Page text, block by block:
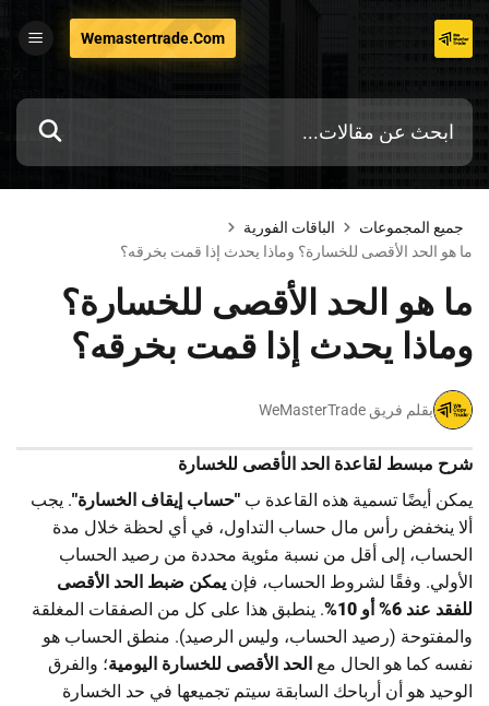
إلى
Wemastertrade.com
جميع المجموعات
الباقات الفورية
ما هو الحد الأقصى للخسارة؟ وماذا يحدث إذا قمت بخرقه؟
ما هو الحد الأقصى للخسارة؟
وماذا يحدث إذا قمت بخرقه؟
بقلم فريق WeMasterTrade
شرح مبسط لقاعدة الحد الأقصى للخسارة
يمكن أيضًا تسمية هذه القاعدة ب "حساب إيقاف الخسارة". يجب
ألا ينخفض رأس مال حساب التداول، في أي لحظة خلال مدة
الحساب، إلى أقل من نسبة مئوية محددة من رصيد الحساب
الأولي. وفقًا لشروط الحساب، فإن يمكن ضبط الحد الأقصى
للفقد عند 6% أو 10%
. ينطبق هذا على كل من الصفقات المغلقة
والمفتوحة (رصيد الحساب، وليس الرصيد). منطق الحساب هو
نفسه كما هو الحال مع الحد الأقصى للخسارة اليومية؛ والفرق
الوحيد هو أن أرباحك السابقة سيتم تجميعها في حد الخسارة